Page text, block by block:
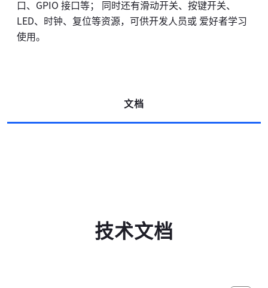
口、GPIO 接口等； 同时还有滑动开关、按键开关、
LED、时钟、复位等资源，可供开发人员或 爱好者学习
使用。
文档
技术文档